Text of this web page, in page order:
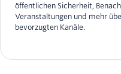
öffentlichen Sicherheit,
Veranstaltungen und mehr
bevorzugten Kanäle.